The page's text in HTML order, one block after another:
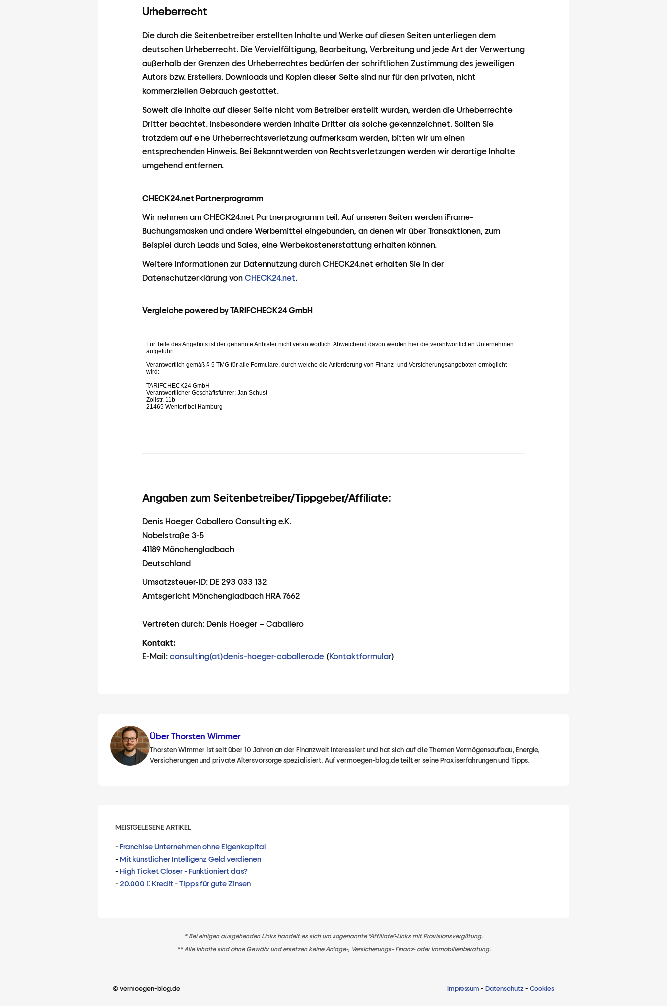
Urheberrecht
Die durch die Seitenbetreiber erstellten Inhalte und Werke auf diesen Seiten unterliegen dem
deutschen Urheberrecht. Die Vervielfältigung, Bearbeitung, Verbreitung und jede Art der Verwertung
außerhalb der Grenzen des Urheberrechtes bedürfen der schriftlichen Zustimmung des jeweiligen
Autors bzw. Erstellers. Downloads und Kopien dieser Seite sind nur für den privaten, nicht
kommerziellen Gebrauch gestattet.
Soweit die Inhalte auf dieser Seite nicht vom Betreiber erstellt wurden, werden die Urheberrechte
Dritter beachtet. Insbesondere werden Inhalte Dritter als solche gekennzeichnet. Sollten Sie
trotzdem auf eine Urheberrechtsverletzung aufmerksam werden, bitten wir um einen
entsprechenden Hinweis. Bei Bekanntwerden von Rechtsverletzungen werden wir derartige Inhalte
umgehend entfernen.
CHECK24.net Partnerprogramm
Wir nehmen am CHECK24.net Partnerprogramm teil. Auf unseren Seiten werden iFrame-
Buchungsmasken und andere Werbemittel eingebunden, an denen wir über Transaktionen, zum
Beispiel durch Leads und Sales, eine Werbekostenerstattung erhalten können.
Weitere Informationen zur Datennutzung durch CHECK24.net erhalten Sie in der
Datenschutzerklärung von CHECK24.net.
Vergleiche powered by TARIFCHECK24 GmbH
Angaben zum Seitenbetreiber/Tippgeber/Affiliate:
Denis Hoeger Caballero Consulting e.K.
Nobelstraße 3-5
41189 Mönchengladbach
Deutschland
Umsatzsteuer-ID: DE 293 033 132
Amtsgericht Mönchengladbach HRA 7662
Vertreten durch: Denis Hoeger – Caballero
Kontakt:
E-Mail: consulting(at)denis-hoeger-caballero.de (Kontaktformular)
Über Thorsten Wimmer
Thorsten Wimmer ist seit über 10 Jahren an der Finanzwelt interessiert und hat sich auf die Themen Vermögensaufbau, Energie,
Versicherungen und private Altersvorsorge spezialisiert. Auf vermoegen-blog.de teilt er seine Praxiserfahrungen und Tipps.
MEISTGELESENE ARTIKEL
- Franchise Unternehmen ohne Eigenkapital
- Mit künstlicher Intelligenz Geld verdienen
- High Ticket Closer - Funktioniert das?
- 20.000 € Kredit - Tipps für gute Zinsen
* Bei einigen ausgehenden Links handelt es sich um sogenannte "Affiliate"-Links mit Provisionsvergütung.
** Alle Inhalte sind ohne Gewähr und ersetzen keine Anlage-, Versicherungs- Finanz- oder Immobilienberatung.
© vermoegen-blog.de Impressum - Datenschutz - Cookies